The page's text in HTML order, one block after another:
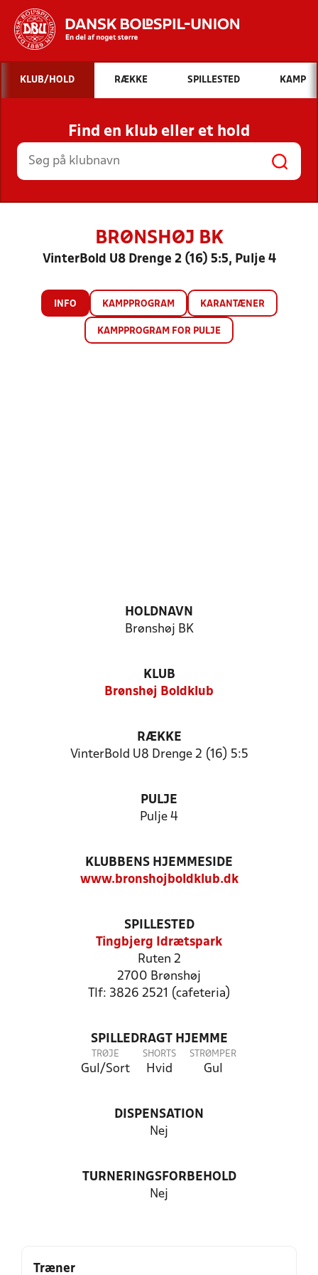
Hvad vil du søge efter?
INDHOLD OG NYHEDER
STILLINGER, RESULTATER, KLUBBER OG
HOLD
KLUB/HOLD RÆKKE SPILLESTED KAMP
Find en klub eller et hold
BRØNSHØJ BK
VinterBold U8 Drenge 2 (16) 5:5, Pulje 4
INFO KAMPPROGRAM KARANTÆNER
KAMPPROGRAM FOR PULJE
HOLDNAVN
Brønshøj BK
KLUB
Brønshøj Boldklub
RÆKKE
VinterBold U8 Drenge 2 (16) 5:5
PULJE
Pulje 4
KLUBBENS HJEMMESIDE
www.bronshojboldklub.dk
SPILLESTED
Tingbjerg Idrætspark
Ruten 2
2700 Brønshøj
Tlf: 3826 2521 (cafeteria)
SPILLEDRAGT HJEMME
TRØJE
Gul/Sort
SHORTS
Hvid
STRØMPER
Gul
DISPENSATION
Nej
TURNERINGSFORBEHOLD
Nej
Træner